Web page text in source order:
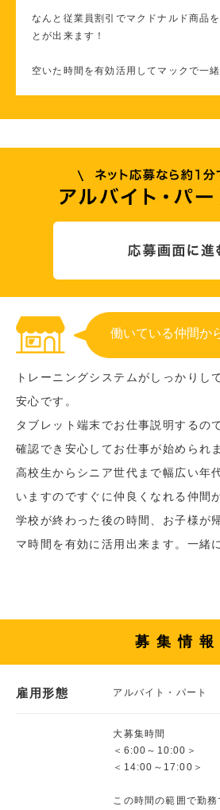
なんと従業員割引でマクドナルド商品
とが出来ます！
空いた時間を有効活用してマックで一
働いている仲間か
トレーニングシステムがしっかりし
安心です。
タブレット端末でお仕事説明するの
確認でき安心してお仕事が始められ
高校生からシニア世代まで幅広い年
いますのですぐに仲良くなれる仲間
学校が終わった後の時間、お子様が
マ時間を有効に活用出来ます。一緒
募集情報
雇用形態 アルバイト・パート
大募集時間
＜6:00～10:00＞
＜14:00～17:00＞
この時間の範囲で勤